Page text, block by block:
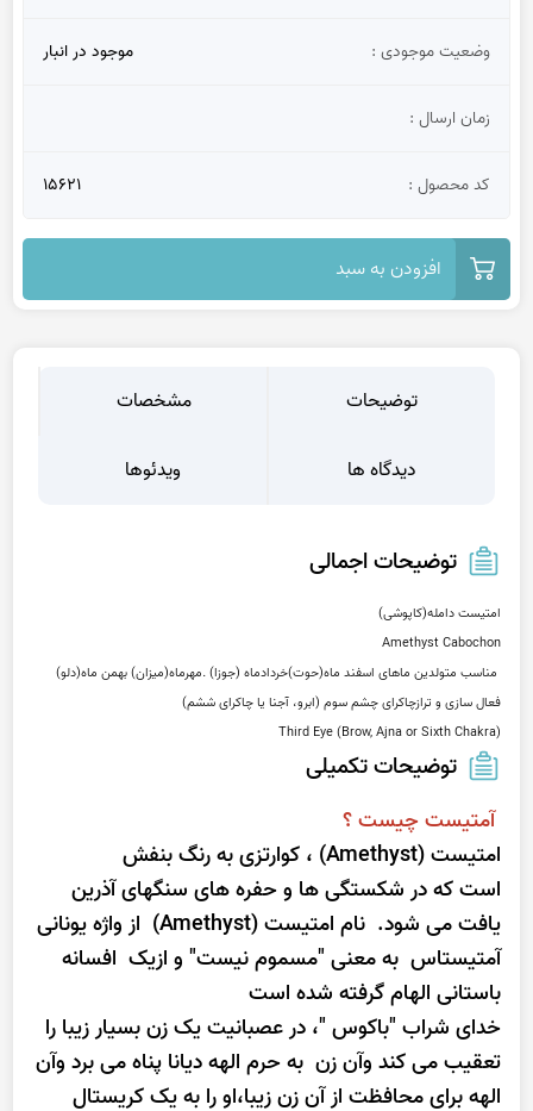
وضعیت موجودی : موجود در انبار
زمان ارسال :
کد محصول : 15621
افزودن به سبد
توضیحات مشخصات
دیدگاه ها ویدئوها
توضیحات اجمالی
Third Eye (Brow, Ajna or Sixth Chakra)
توضیحات تکمیلی
آمتیست چیست ؟
امتیست (Amethyst) ، کوارتزی به رنگ بنفش
است که در شکستگی ها و حفره های سنگهای آذرین
یافت می شود. نام امتیست (Amethyst) از واژه یونانی
آمتیستاس به معنی "مسموم نیست" و ازیک افسانه
باستانی الهام گرفته شده است
خدای شراب "باکوس "، در عصبانیت یک زن بسیار زیبا را
تعقیب می کند وآن زن به حرم الهه دیانا پناه می برد وآن
الهه برای محافظت از آن زن زیبا،او را به یک کریستال